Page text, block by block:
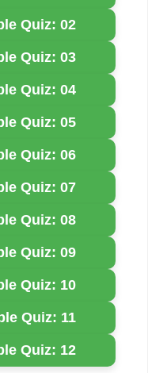
Quiz: 02
Quiz: 03
Quiz: 04
Quiz: 05
Quiz: 06
Quiz: 07
Quiz: 08
Quiz: 09
Quiz: 10
Quiz: 11
Quiz: 12